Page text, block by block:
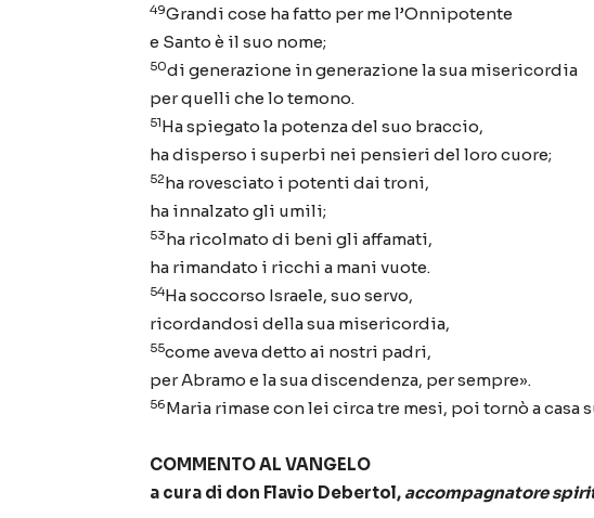
49Grandi cose ha fatto per me l’Onnipotente
e Santo è il suo nome;
50di generazione in generazione la sua misericordia
per quelli che lo temono.
51Ha spiegato la potenza del suo braccio,
ha disperso i superbi nei pensieri del loro cuore;
52ha rovesciato i potenti dai troni,
ha innalzato gli umili;
53ha ricolmato di beni gli affamati,
ha rimandato i ricchi a mani vuote.
54Ha soccorso Israele, suo servo,
ricordandosi della sua misericordia,
55come aveva detto ai nostri padri,
per Abramo e la sua discendenza, per sempre».
56Maria rimase con lei circa tre mesi, poi tornò a casa
COMMENTO AL VANGELO
a cura di don Flavio Debertol, accompagnatore